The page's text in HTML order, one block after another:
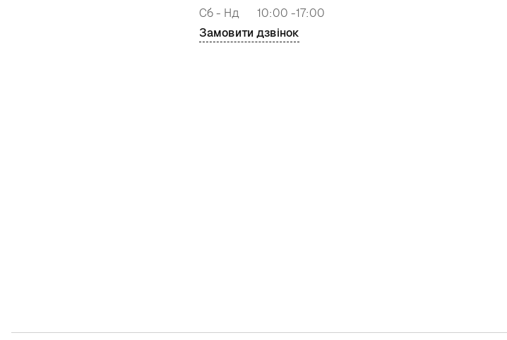
Сб - Нд
10:00 -17:00
Замовити дзвінок